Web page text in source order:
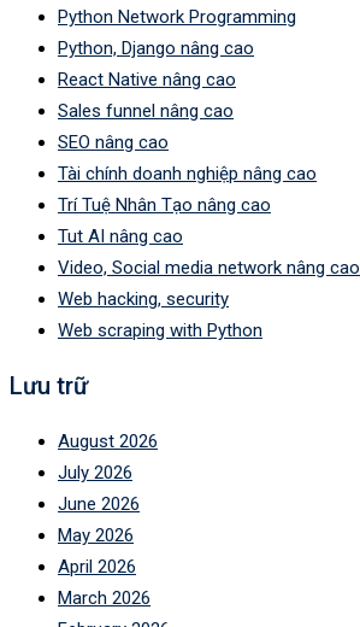
Python Network Programming
Python, Django nâng cao
React Native nâng cao
Sales funnel nâng cao
SEO nâng cao
Tài chính doanh nghiệp nâng cao
Trí Tuệ Nhân Tạo nâng cao
Tut AI nâng cao
Video, Social media network nâng cao
Web hacking, security
Web scraping with Python
Lưu trữ
August 2026
July 2026
June 2026
May 2026
April 2026
March 2026